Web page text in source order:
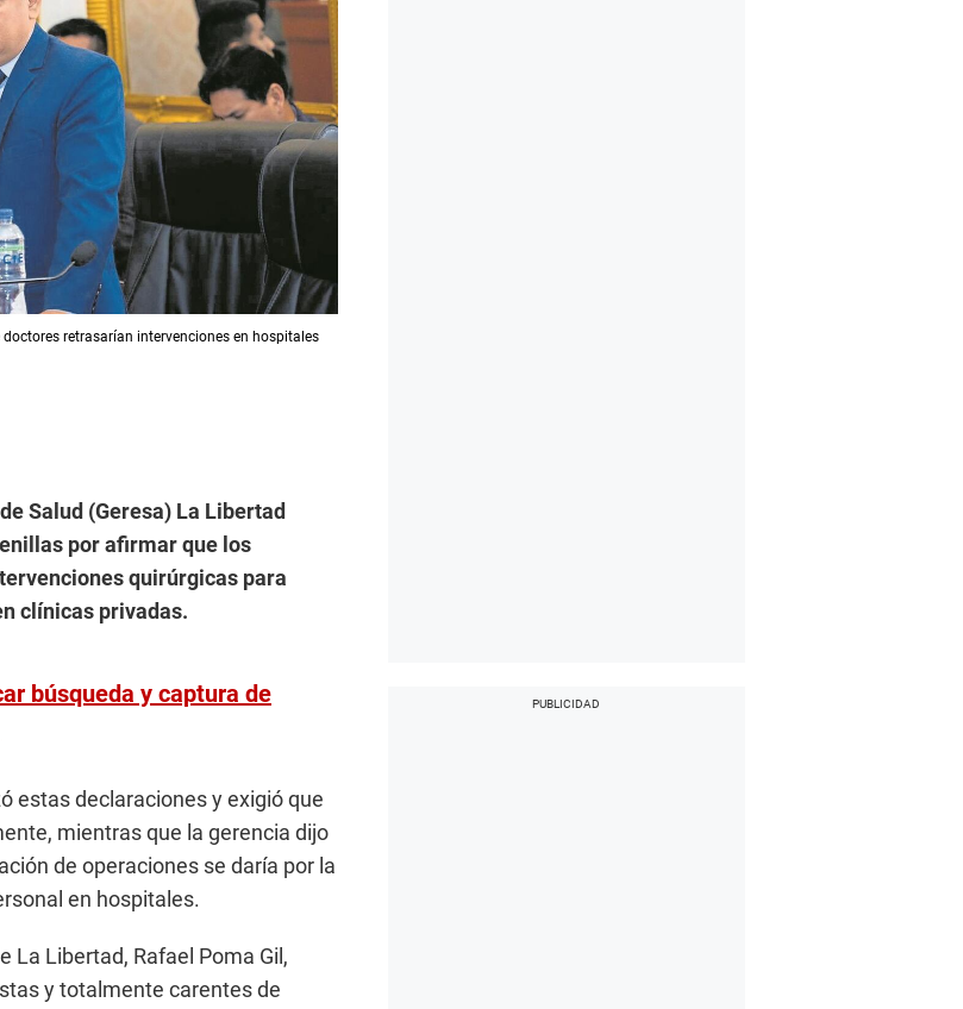
retrasarían intervenciones en hospitales
Salud (Geresa) La Libertad
por afirmar que los
quirúrgicas para
clínicas privadas.
búsqueda y captura de
estas declaraciones y exigió que
mientras que la gerencia dijo
de operaciones se daría por la
en hospitales.
La Libertad, Rafael Poma Gil,
y totalmente carentes de